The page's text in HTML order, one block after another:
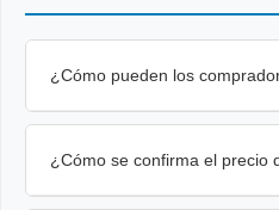
¿Cómo pueden los
¿Cómo se confirma el precio